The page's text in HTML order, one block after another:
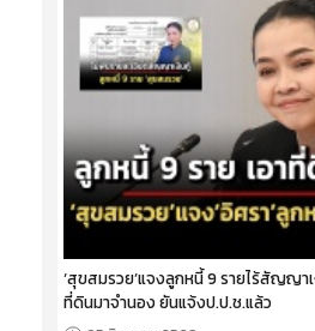
‘สุขสมรวย’แจงลูกหนี้ 9 รายไร้สัญญาเ
ที่ดินมาจำนอง ยันแจ้งป.ป.ช.แล้ว